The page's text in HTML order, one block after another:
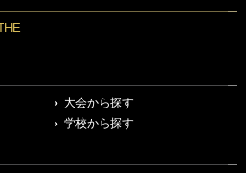
大会から探す
学校から探す